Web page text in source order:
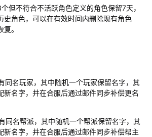
但不符合不活跃角色定义的角色保留7天，
史角色，可以在有效时间内删除现有角色
。
同名玩家，其中随机一个玩家保留名字，其
新名字，并在合服后通过邮件同步补偿更名
同名帮派，其中随机一个帮派保留名字，其
新名字，并在合服后通过邮件同步补偿帮主